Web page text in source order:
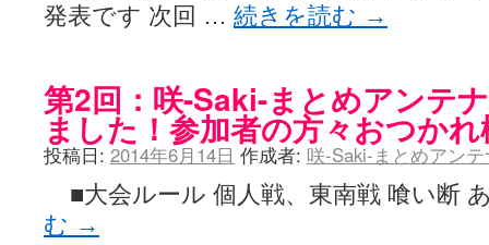
発表です 次回 … 続きを読む →
第2回：咲-Saki-まとめアンテ
ました！参加者の方々おつか
投稿日: 2014年6月14日 作成者: 咲-Saki-まとめアン
■大会ルール 個人戦、東南戦 喰い断
む →